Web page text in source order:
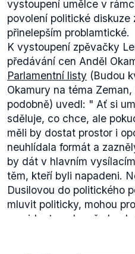
ohrožené. Ale vzhledem k
vládě dozvěděla, že
tak nehrozí. (...)
dodržel podmínky získání
pokračovat v propagaci
Republic. Nic měnit
Šlechtová v rozhovoru.
Co se skutečných
oficiálním materiáluCzech
vyhodnocují dopad této
nákladech ve výši 208,6
kampani ( původníCzech
přepracování na Czech
zaplatila agentura 2,5
ve výše zmíněném
aktivity, které Czech
vystoupení umělce v
povolení politické diskuze
přinelepším problamtické.
K vystoupení zpěvačky
předávání cen Anděl
Parlamentní listy (Budou
Okamury na téma
podobně) uvedl: " Ať si
sděluje, co chce, ale
měli by dostat prostor i
neuhlídala formát a
by dát v hlavním
těm, kteří byli napadeni.
Dusilovou do politického
mluvit politicky, mohou
prezidenta nebo
vedou debatu, pokud si